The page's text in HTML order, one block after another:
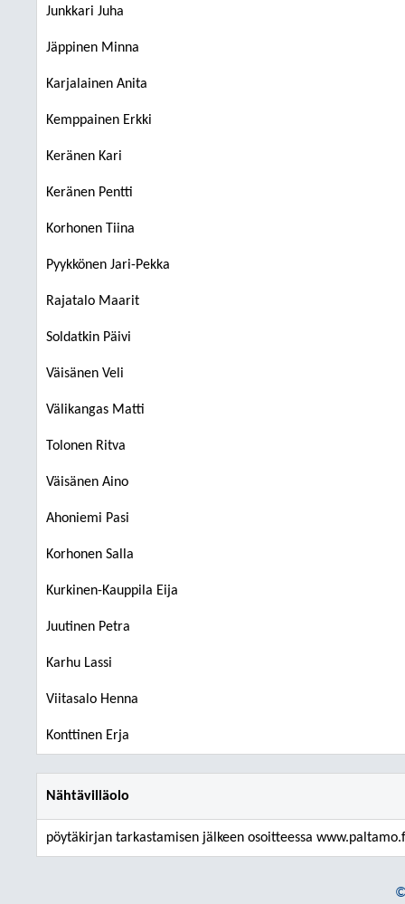
Junkkari Juha
Jäppinen Minna
Karjalainen Anita
Kemppainen Erkki
Keränen Kari
Keränen Pentti
Korhonen Tiina
Pyykkönen Jari-Pekka
Rajatalo Maarit
Soldatkin Päivi
Väisänen Veli
Välikangas Matti
Tolonen Ritva
Väisänen Aino
Ahoniemi Pasi
Korhonen Salla
Kurkinen-Kauppila Eija
Juutinen Petra
Karhu Lassi
Viitasalo Henna
Konttinen Erja
Nähtävilläolo
pöytäkirjan tarkastamisen jälkeen osoitteessa